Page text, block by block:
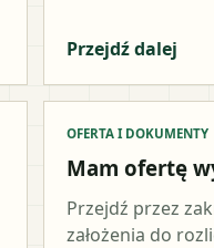
Przejdź dalej
OFERTA I DOKUMENTY
Mam ofertę
Przejdź przez
założenia do